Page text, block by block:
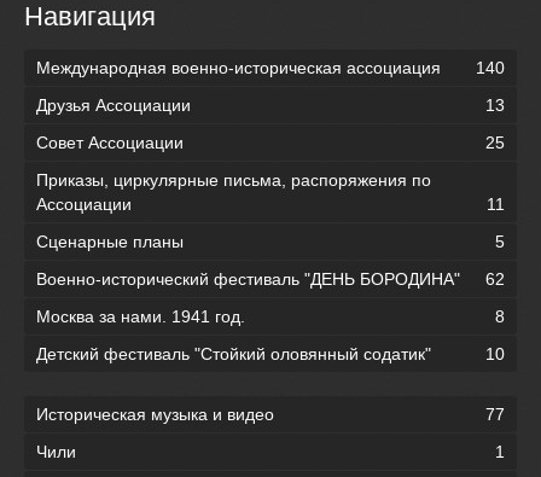
Навигация
Международная военно-историческая ассоциация
140
Друзья Ассоциации
13
Совет Ассоциации
25
Приказы, циркулярные письма, распоряжения по
Ассоциации
11
Сценарные планы
5
Военно-исторический фестиваль "ДЕНЬ БОРОДИНА"
62
Москва за нами. 1941 год.
8
Детский фестиваль "Стойкий оловянный содатик"
10
Историческая музыка и видео
77
Чили
1